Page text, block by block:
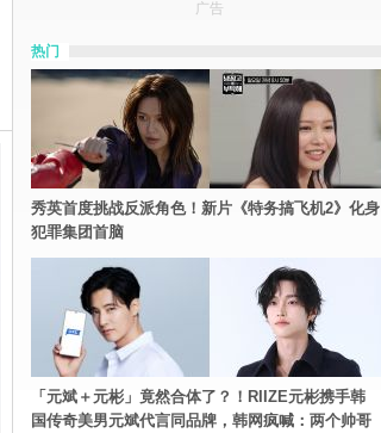
广告
热门
秀英首度挑战反派角色！新片《特务搞飞机2》化身
犯罪集团首脑
「元斌＋元彬」竟然合体了？！RIIZE元彬携手韩
国传奇美男元斌代言同品牌，韩网疯喊：两个帅哥